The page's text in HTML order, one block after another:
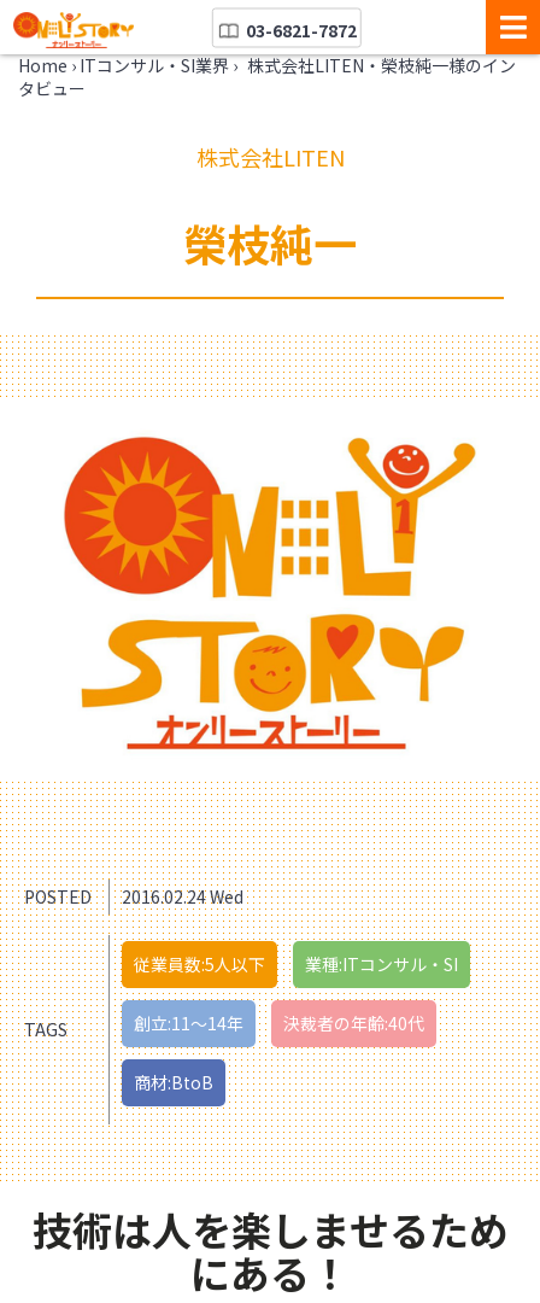
03-6821-7872
Home › ITコンサル・SI業界 › 株式会社LITEN・榮枝純一様のイン
タビュー
株式会社LITEN
榮枝純一
POSTED 2016.02.24 Wed
TAGS
従業員数:5人以下 業種:ITコンサル・SI
創立:11〜14年 決裁者の年齢:40代
商材:BtoB
技術は人を楽しませるため
にある！